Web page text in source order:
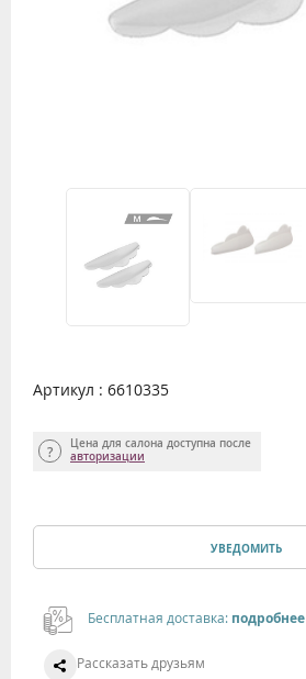
Артикул : 6610335
Цена для салона доступна после
авторизации
УВЕДОМИТЬ
Бесплатная доставка: подробнее
Рассказать друзьям